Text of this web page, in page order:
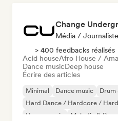
Change
Média / Journaliste
> 400 feedbacks réalisés
Acid houseAfro House /
Dance musicDeep house
Écrire des articles
Minimal Dance music
Drum
Hard Dance / Hardcore /
House music
Melodic &